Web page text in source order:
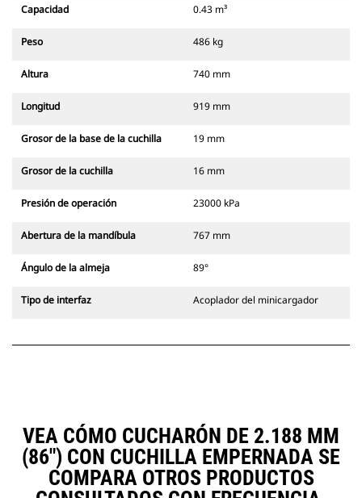
Capacidad 0.43 m³
Peso 486 kg
Altura 740 mm
Longitud 919 mm
Grosor de la base de la cuchilla 19 mm
Grosor de la cuchilla 16 mm
Presión de operación 23000 kPa
Abertura de la mandíbula 767 mm
Ángulo de la almeja 89°
Tipo de interfaz Acoplador del minicargador
VEA CÓMO CUCHARÓN DE 2.188 MM
(86") CON CUCHILLA EMPERNADA SE
COMPARA OTROS PRODUCTOS